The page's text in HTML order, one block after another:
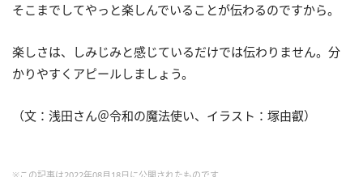
そこまでしてやっと楽しんでいることが伝わるのですから。
楽しさは、しみじみと感じているだけでは伝わりません。分
かりやすくアピールしましょう。
（文：浅田さん＠令和の魔法使い、イラスト：塚由叡）